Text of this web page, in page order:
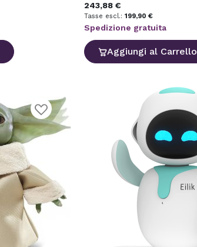
243,88 €
199,90 €
Spedizione gratuita
Aggiungi al Carrello
Aggiungi
lista
desideri